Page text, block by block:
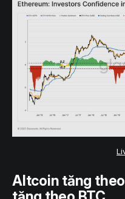
Altcoin tăng